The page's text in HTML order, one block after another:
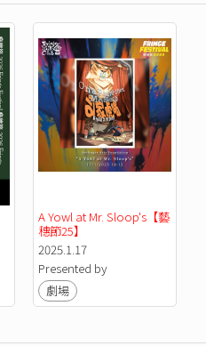
A Yowl at Mr. Sloop's【藝
穗節25】
2025.1.17
Presented by
劇場